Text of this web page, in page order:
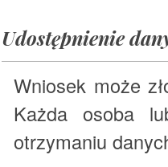
Udostępnienie
Wniosek może
Każda osoba
otrzymaniu